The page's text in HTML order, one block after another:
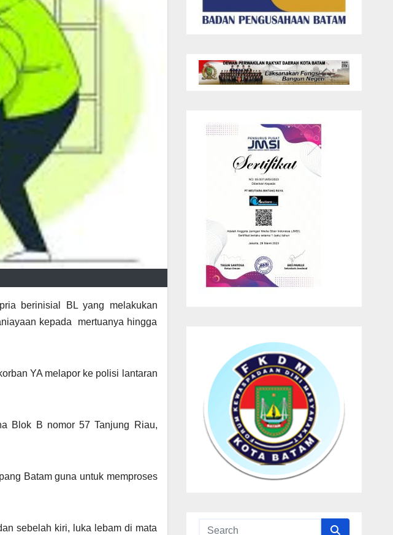
berinisial BL yang melakukan
kepada mertuanya hingga
YA melapor ke polisi lantaran
Blok B nomor 57 Tanjung Riau,
Batam guna untuk memproses
sebelah kiri, luka lebam di mata